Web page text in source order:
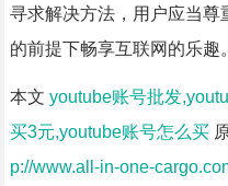
寻求解决方法，用户应当尊
的前提下畅享互联网的乐趣。
本文 youtube账号批发
买3元,youtube账号怎么买
p://www.all-in-one-